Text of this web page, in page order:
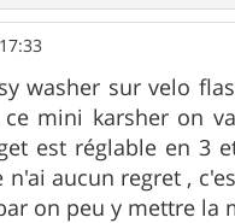
washer sur velo
ce mini karsher on
est réglable en 3
aucun regret ,
on peu y mettre